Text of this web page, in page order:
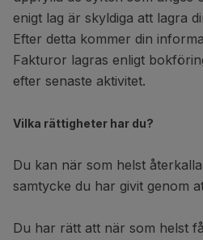
enigt lag är skyldiga att lagra
Efter detta kommer din
Fakturor lagras enligt
efter senaste aktivitet.
Vilka rättigheter har du?
Du kan när som helst
samtycke du har givit genom
Du har rätt att när som helst